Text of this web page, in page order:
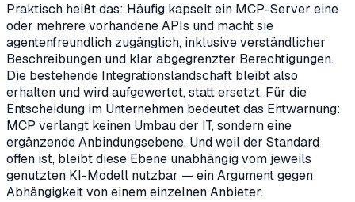
Praktisch heißt das: Häufig kapselt ein MCP-Server eine
oder mehrere vorhandene APIs und macht sie
agentenfreundlich zugänglich, inklusive verständlicher
Beschreibungen und klar abgegrenzter Berechtigungen.
Die bestehende Integrationslandschaft bleibt also
erhalten und wird aufgewertet, statt ersetzt. Für die
Entscheidung im Unternehmen bedeutet das Entwarnung:
MCP verlangt keinen Umbau der IT, sondern eine
ergänzende Anbindungsebene. Und weil der Standard
offen ist, bleibt diese Ebene unabhängig vom jeweils
genutzten KI-Modell nutzbar — ein Argument gegen
Abhängigkeit von einem einzelnen Anbieter.